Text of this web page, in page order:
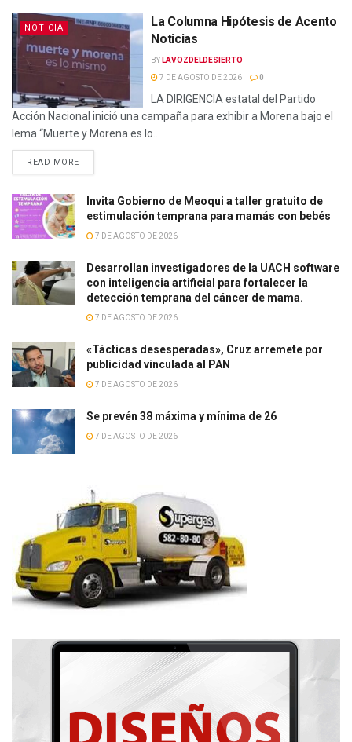
NOTICIA
La Columna Hipótesis de Acento
Noticias
BY LAVOZDELDESIERTO
7 DE AGOSTO DE 2026
0
LA DIRIGENCIA estatal del Partido
Acción Nacional inició una campaña para exhibir a Morena bajo el
lema “Muerte y Morena es lo...
READ MORE
Invita Gobierno de Meoqui a taller gratuito de
estimulación temprana para mamás con bebés
7 DE AGOSTO DE 2026
Desarrollan investigadores de la UACH software
con inteligencia artificial para fortalecer la
detección temprana del cáncer de mama.
7 DE AGOSTO DE 2026
«Tácticas desesperadas», Cruz arremete por
publicidad vinculada al PAN
7 DE AGOSTO DE 2026
Se prevén 38 máxima y mínima de 26
7 DE AGOSTO DE 2026